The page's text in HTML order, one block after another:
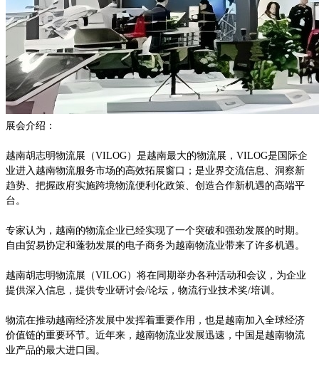
展会介绍：
越南胡志明物流展（VILOG）是越南最大的物流展，VILOG是国际企
业进入越南物流服务市场的高效拓展窗口；是业界交流信息、洞察新
趋势、把握政府实施跨境物流便利化政策、创造合作新机遇的高端平
台。
专家认为，越南的物流企业已经实现了一个突破和强劲发展的时期。
自由贸易协定和蓬勃发展的电子商务为越南物流业带来了许多机遇。
越南胡志明物流展（VILOG）将在同期举办各种活动和会议，为企业
提供深入信息，提供专业研讨会/论坛，物流行业技术奖/培训。
物流在推动越南经济发展中发挥着重要作用，也是越南加入全球经济
价值链的重要环节。近年来，越南物流业发展迅速，中国是越南物流
业产品的最大进口国。